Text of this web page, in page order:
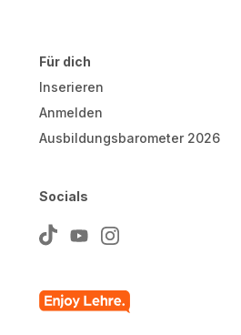
Für dich
Inserieren
Anmelden
Ausbildungsbarometer 2026
Socials